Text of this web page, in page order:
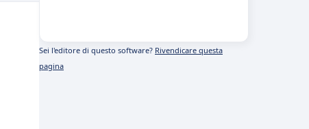
Sei l'editore di questo software? Rivendicare questa
pagina